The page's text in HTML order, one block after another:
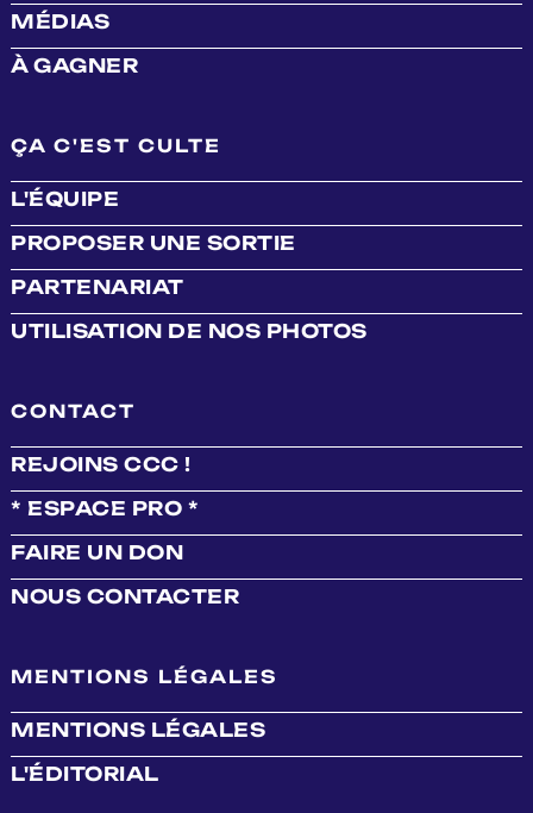
MÉDIAS
À GAGNER
ÇA C'EST CULTE
L'ÉQUIPE
PROPOSER UNE SORTIE
PARTENARIAT
UTILISATION DE NOS PHOTOS
CONTACT
REJOINS CCC !
* ESPACE PRO *
FAIRE UN DON
NOUS CONTACTER
MENTIONS LÉGALES
MENTIONS LÉGALES
L'ÉDITORIAL